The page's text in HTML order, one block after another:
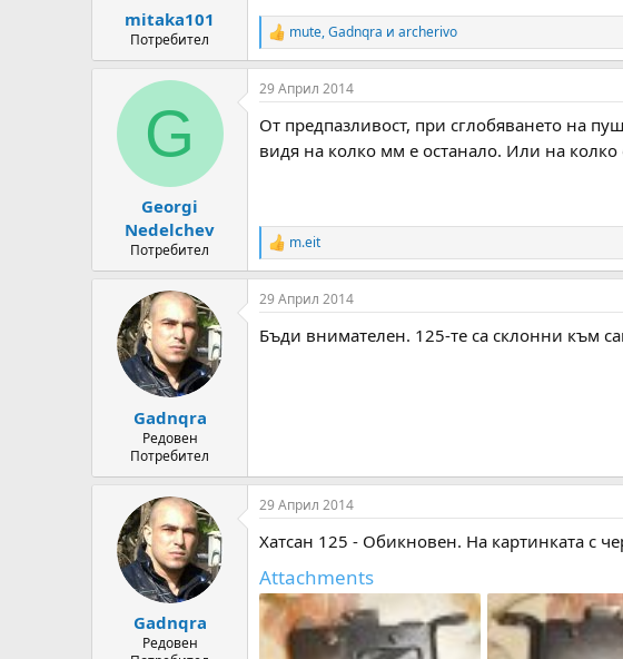
:
mitaka101
Потребител
R
e
a
c
i
o
n
mute,Gadnqra и archerivo
G
Georgi
Nedelchev
Потребител
29 Април 2014
От предпазливост, при сглобяването на
видя на колко мм е останало. Или на
R
e
a
c
i
m.eit
Gadnqra
Редовен
Потребител
29 Април 2014
Бъди внимателен. 125-те са склонни към
Gadnqra
Редовен
29 Април 2014
Хатсан 125 - Обикновен. На картинката с
Attachments